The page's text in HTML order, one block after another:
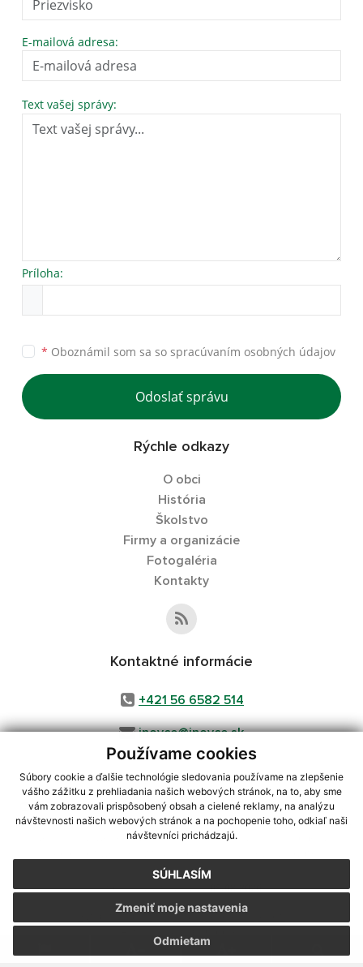
Používame cookies
Súbory cookie a ďalšie technológie sledovania používame na zlepšenie
vášho zážitku z prehliadania našich webových stránok, na to, aby sme
vám zobrazovali prispôsobený obsah a cielené reklamy, na analýzu
návštevnosti našich webových stránok a na pochopenie toho, odkiaľ naši
návštevníci prichádzajú.
SÚHLASÍM
Odmietam
Zmeniť moje nastavenia
E-mailová adresa:
Text vašej správy:
Príloha:
* Oboznámil som sa so spracúvaním osobných údajov
Odoslať správu
Rýchle odkazy
O obci
História
Školstvo
Firmy a organizácie
Fotogaléria
Kontakty
Kontaktné informácie
+421 56 6582 514
inovce@inovce.sk
využite možnosť získavania aktuálnych informácií s využitím RSS
CMS systém (redakčný) systém ECHELON 2,Mapa stránok,web portál
webex.digital, s.r.o.,domény,registrácia domény
Posledná aktualizácia:05.08.2026
Vytlačiť stránku|Vyhlásenie o prístupnosti